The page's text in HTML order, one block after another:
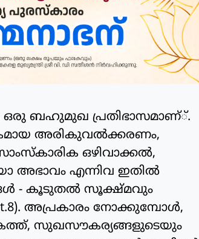
ഒരു ബഹുമുഖ പ്രതിഭാസമാണ്്.
അരികുവല്‍ക്കരണം,
ഒഴിവാക്കല്‍,
അഭാവം എന്നിവ ഇതില്‍
- കൂടുതല്‍ സൂക്ഷ്മവും
അപ്രകാരം നോക്കുമ്പോള്‍,
സുഖസൗകര്യങ്ങളുടെയും